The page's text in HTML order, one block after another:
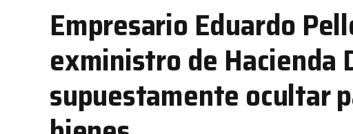
Empresario Eduardo
exministro de Hacienda
supuestamente ocultar